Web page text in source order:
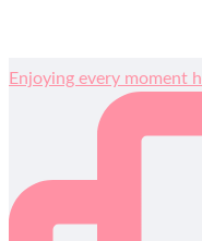
Enjoying every